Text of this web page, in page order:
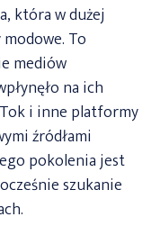
która w dużej
To
mediów
na ich
i inne platformy
źródłami
pokolenia jest
szukanie